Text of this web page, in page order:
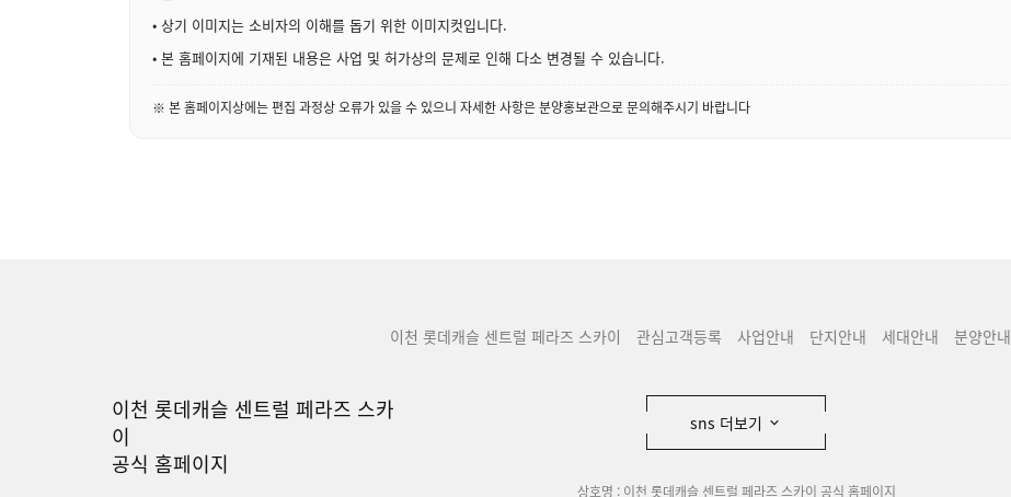
• 상기 이미지는 소비자의 이해를 돕기 위한 이미지컷입니다.
• 본 홈페이지에 기재된 내용은 사업 및 허가상의 문제로 인해 다소 변경될 수 있습니다.
※ 본 홈페이지상에는 편집 과정상 오류가 있을 수 있으니 자세한 사항은 분양홍보관으로 문의해주시기 바랍니다
이천 롯데캐슬 센트럴 페라즈 스카이 관심고객등록 사업안내 단지안내 세대안내 분양안내
이천 롯데캐슬 센트럴 페라즈 스카
이
공식 홈페이지
sns 더보기
상호명 : 이천 롯데캐슬 센트럴 페라즈 스카이 공식 홈페이지